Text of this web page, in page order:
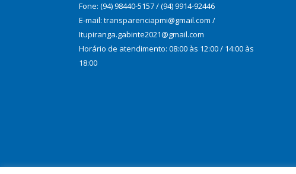
Fone: (94) 98440-5157 / (94) 9914-92446
E-mail: transparenciapmi@gmail.com /
Itupiranga.gabinte2021@gmail.com
Horário de atendimento: 08:00 às 12:00 / 14:00 às
18:00